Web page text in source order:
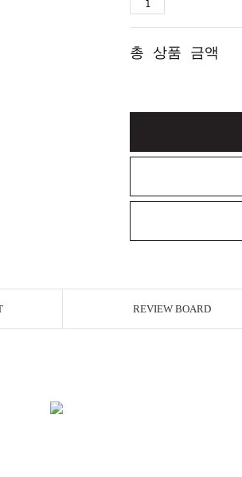
총 상품 금액
REVIEW BOARD